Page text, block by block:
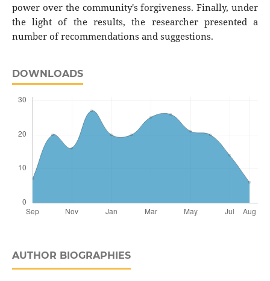
power over the community's forgiveness. Finally, under
the light of the results, the researcher presented a
number of recommendations and suggestions.
DOWNLOADS
AUTHOR BIOGRAPHIES